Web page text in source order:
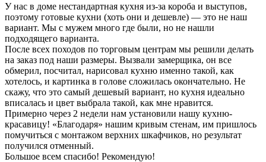
У нас в доме нестандартная кухня из-за короба и выступов,
поэтому готовые кухни (хоть они и дешевле) — это не наш
вариант. Мы с мужем много где были, но не нашли
подходящего варианта.
После всех походов по торговым центрам мы решили делать
на заказ под наши размеры. Вызвали замерщика, он все
обмерил, посчитал, нарисовал кухню именно такой, как
хотелось, и картинка в голове сложилась окончательно. Не
скажу, что это самый дешевый вариант, но кухня идеально
вписалась и цвет выбрала такой, как мне нравится.
Примерно через 2 недели нам установили нашу кухню-
красавицу! «Благодаря» нашим кривым стенам, им пришлось
помучиться с монтажом верхних шкафчиков, но результат
получился отменный.
Большое всем спасибо! Рекомендую!